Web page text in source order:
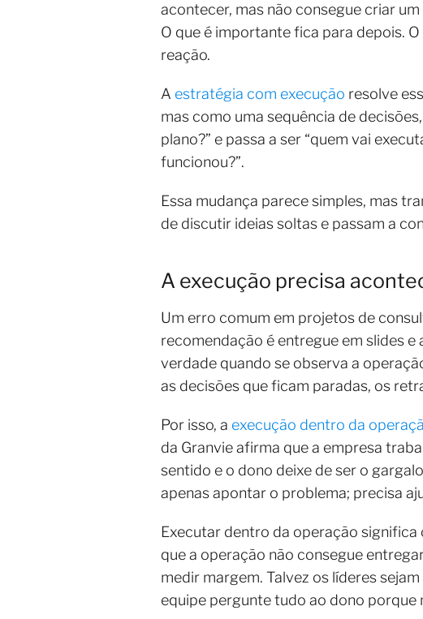
acontecer, mas não consegue criar
O que é importante fica para depois.
reação.
A estratégia com execução resolve
mas como uma sequência de
plano?” e passa a ser “quem vai
funcionou?”.
Essa mudança parece simples, mas
de discutir ideias soltas e passam a
A execução precisa
Um erro comum em projetos de
recomendação é entregue em slides
verdade quando se observa a
as decisões que ficam paradas, os
Por isso, a execução dentro da
da Granvie afirma que a empresa
sentido e o dono deixe de ser o
apenas apontar o problema; precisa
Executar dentro da operação significa
que a operação não consegue
medir margem. Talvez os líderes
equipe pergunte tudo ao dono porque